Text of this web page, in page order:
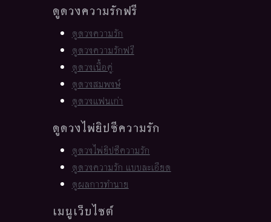
ดูดวงความรักฟรี
ดูดวงความรัก
ดูดวงความรักฟรี
ดูดวงเนื้อคู่
ดูดวงสมพงษ์
ดูดวงแฟนเก่า
ดูดวงไพ่ยิปซีความรัก
ดูดวงไพ่ยิปซีความรัก
ดูดวงความรัก แบบละเอียด
ดูผลการทำนาย
เมนูเว็บไซต์